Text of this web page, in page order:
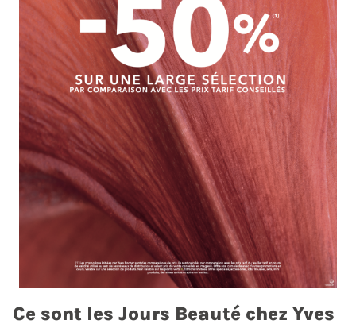
Ce sont les Jours Beauté chez Yves